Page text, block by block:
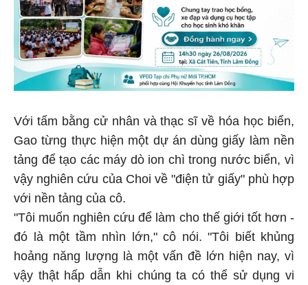
Với tấm bằng cử nhân và thạc sĩ về hóa học biển,
Gao từng thực hiện một dự án dùng giấy làm nền
tảng để tạo các máy dò ion chì trong nước biển, vì
vậy nghiên cứu của Choi về "điện tử giấy" phù hợp
với nền tảng của cô.
"Tôi muốn nghiên cứu để làm cho thế giới tốt hơn -
đó là một tầm nhìn lớn," cô nói. "Tôi biết khủng
hoảng năng lượng là một vấn đề lớn hiện nay, vì
vậy thật hấp dẫn khi chúng ta có thể sử dụng vi